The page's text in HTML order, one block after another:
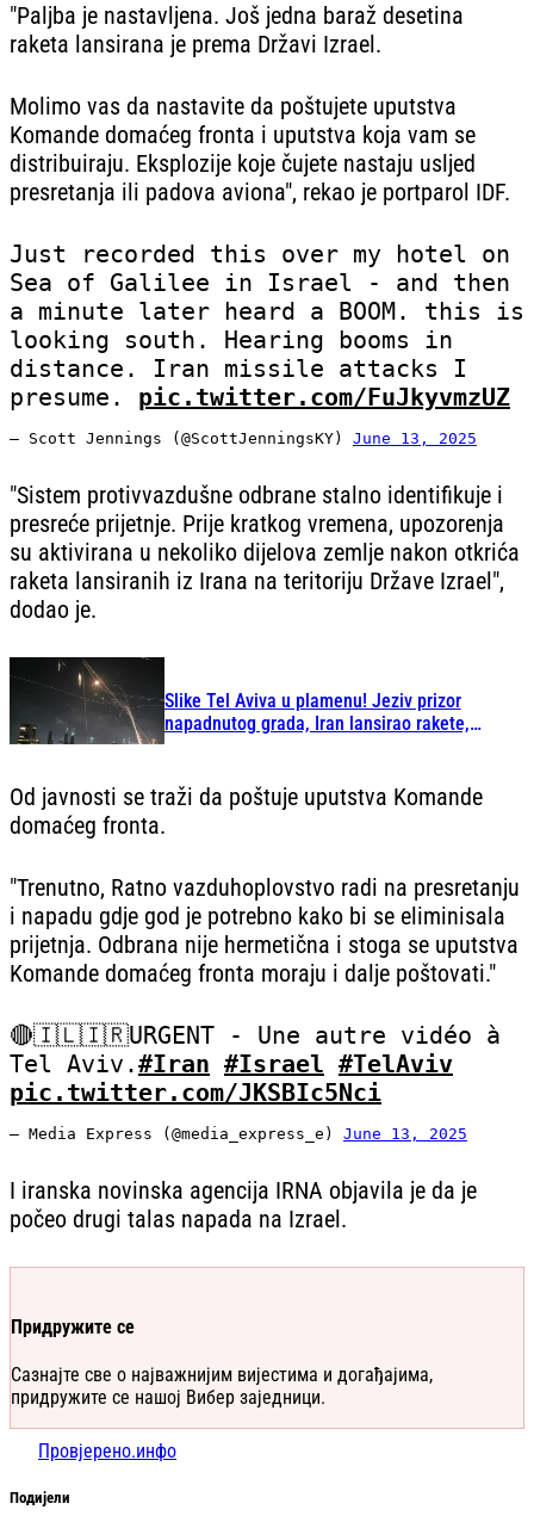
"Paljba je nastavljena. Još jedna baraž desetina
raketa lansirana je prema Državi Izrael.
Molimo vas da nastavite da poštujete uputstva
Komande domaćeg fronta i uputstva koja vam se
distribuiraju. Eksplozije koje čujete nastaju usljed
presretanja ili padova aviona", rekao je portparol IDF.
Just recorded this over my hotel on
Sea of Galilee in Israel - and then
a minute later heard a BOOM. this is
looking south. Hearing booms in
distance. Iran missile attacks I
presume. pic.twitter.com/FuJkyvmzUZ
— Scott Jennings (@ScottJenningsKY) June 13, 2025
"Sistem protivvazdušne odbrane stalno identifikuje i
presreće prijetnje. Prije kratkog vremena, upozorenja
su aktivirana u nekoliko dijelova zemlje nakon otkrića
raketa lansiranih iz Irana na teritoriju Države Izrael",
dodao je.
Slike Tel Aviva u plamenu! Jeziv prizor
napadnutog grada, Iran lansirao rakete,
padaju na grad
Od javnosti se traži da poštuje uputstva Komande
domaćeg fronta.
"Trenutno, Ratno vazduhoplovstvo radi na presretanju
i napadu gdje god je potrebno kako bi se eliminisala
prijetnja. Odbrana nije hermetična i stoga se uputstva
Komande domaćeg fronta moraju i dalje poštovati."
🔴🇮🇱🇮🇷URGENT - Une autre vidéo à
Tel Aviv.#Iran #Israel #TelAviv
pic.twitter.com/JKSBIc5Nci
— Media Express (@media_express_e) June 13, 2025
I iranska novinska agencija IRNA objavila je da je
počeo drugi talas napada na Izrael.
Придружите се
Сазнајте све о најважнијим вијестима и догађајима,
придружите се нашој Вибер заједници.
Провјерено.инфо
Подијели